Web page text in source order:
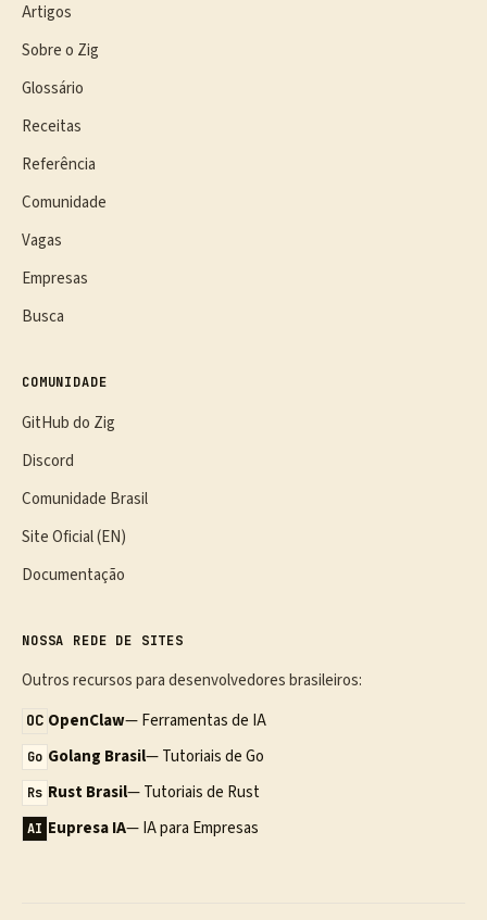
Artigos
Sobre o Zig
Glossário
Receitas
Referência
Comunidade
Vagas
Empresas
Busca
COMUNIDADE
GitHub do Zig
Discord
Comunidade Brasil
Site Oficial (EN)
Documentação
NOSSA REDE DE SITES
Outros recursos para desenvolvedores brasileiros:
OC OpenClaw— Ferramentas de IA
Go Golang Brasil— Tutoriais de Go
Rs Rust Brasil— Tutoriais de Rust
AI Eupresa IA— IA para Empresas